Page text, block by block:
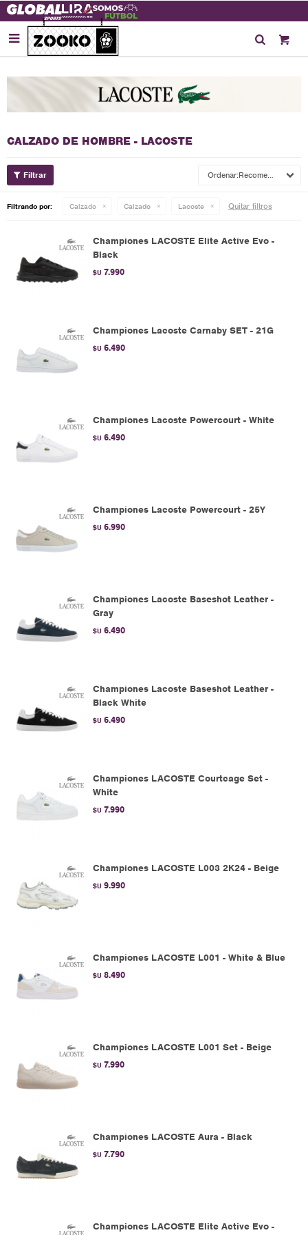

CALZADO DE HOMBRE - LACOSTE
Recomendados
Filtrando por: Calzado Calzado Lacoste Quitar filtros
Championes LACOSTE Elite Active Evo -
Black
$U 7.990
Championes Lacoste Carnaby SET - 21G
$U 6.490
Championes Lacoste Powercourt - White
$U 6.490
Championes Lacoste Powercourt - 25Y
$U 6.990
Championes Lacoste Baseshot Leather -
Gray
$U 6.490
Championes Lacoste Baseshot Leather -
Black White
$U 6.490
Championes LACOSTE Courtcage Set -
White
$U 7.990
Championes LACOSTE L003 2K24 - Beige
$U 9.990
Championes LACOSTE L001 - White & Blue
$U 8.490
Championes LACOSTE L001 Set - Beige
$U 7.990
Championes LACOSTE Aura - Black
$U 7.790
Championes LACOSTE Elite Active Evo -